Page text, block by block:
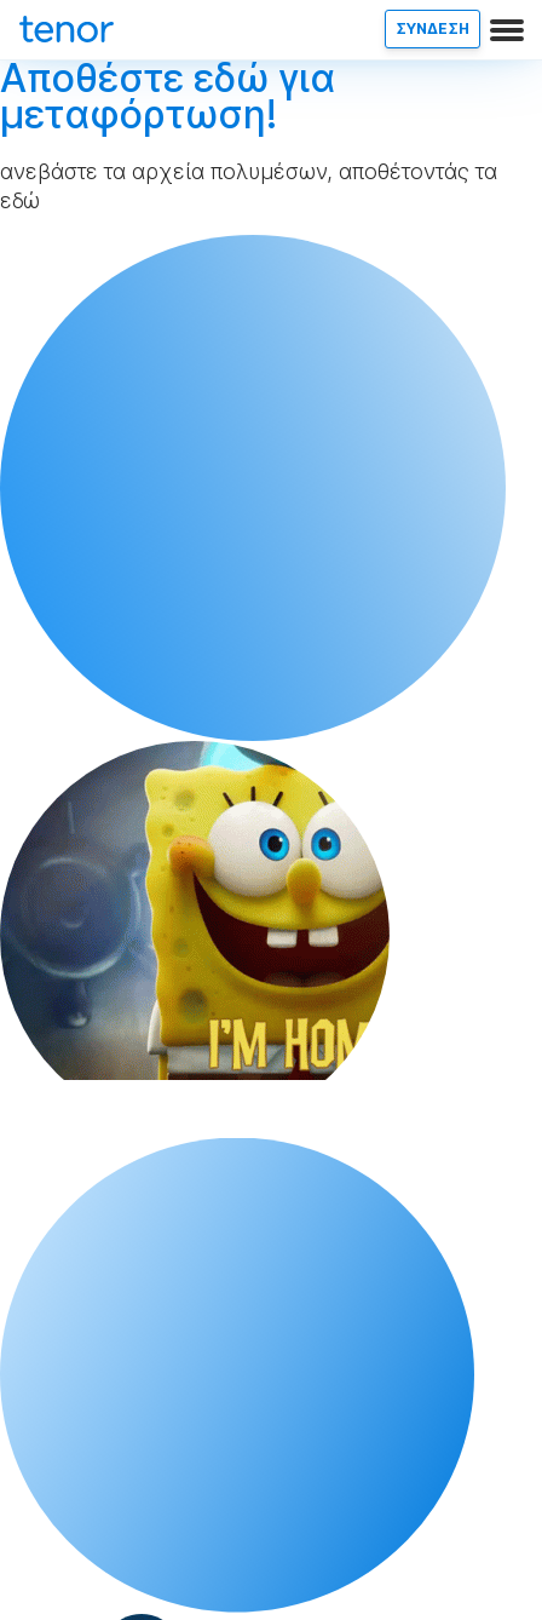
ΣΥΝΔΕΣΗ
Αποθέστε εδώ για
μεταφόρτωση!
ανεβάστε τα αρχεία πολυμέσων, αποθέτοντάς τα
εδώ